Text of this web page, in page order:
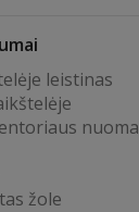
leistinas
nuoma
žole